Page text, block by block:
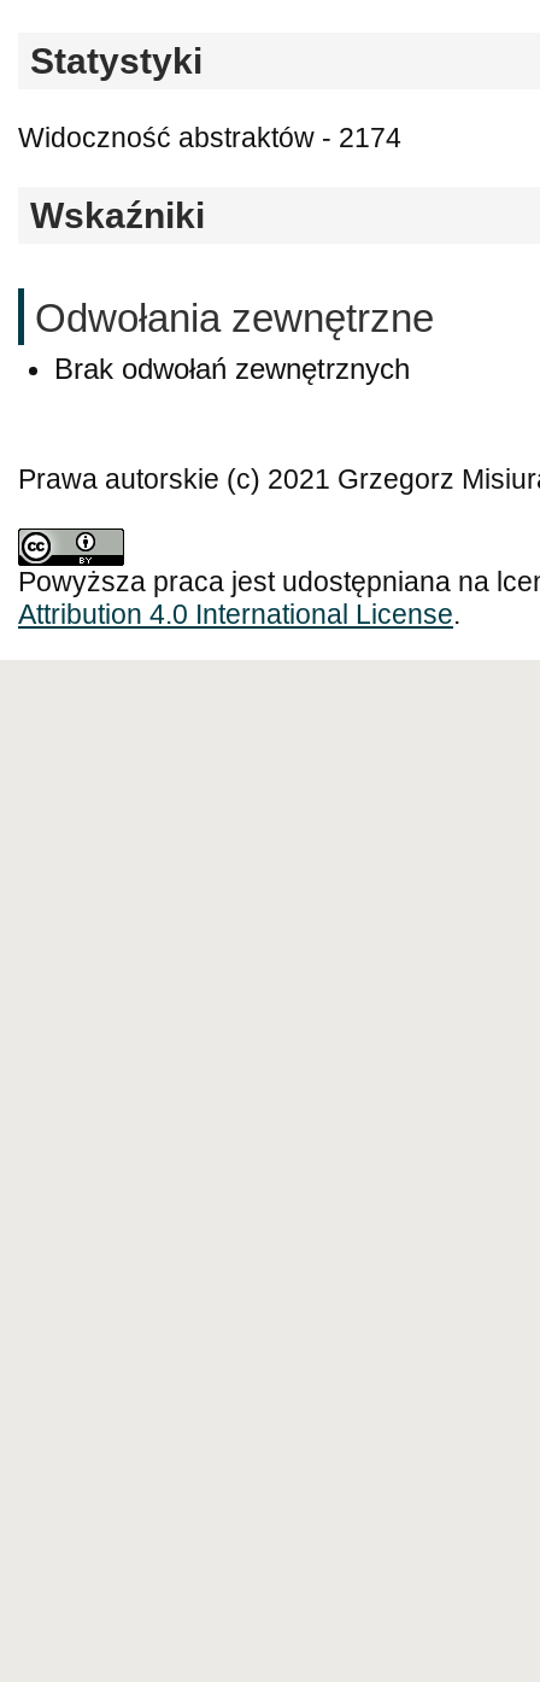
Statystyki
Widoczność abstraktów - 2174
Wskaźniki
Odwołania zewnętrzne
Brak odwołań zewnętrznych
Prawa autorskie (c) 2021 Grzegorz
Powyższa praca jest udostępniana na
Attribution 4.0 International License.